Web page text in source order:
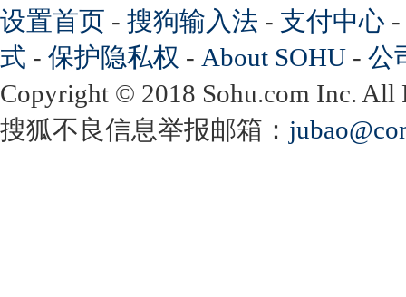
设置首页 - 搜狗输入法 - 支付中心 -
式 - 保护隐私权 - About SOHU - 公
Copyright © 2018 Sohu.com Inc.
搜狐不良信息举报邮箱：